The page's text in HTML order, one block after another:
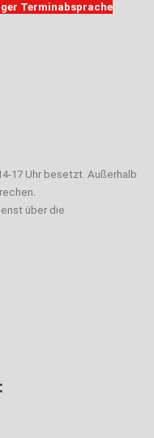
Terminabsprache
17 Uhr besetzt. Außerhalb
über die